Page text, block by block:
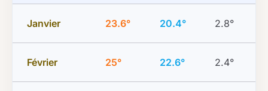
Janvier 23.6° 20.4° 2.8°
Février 25° 22.6° 2.4°